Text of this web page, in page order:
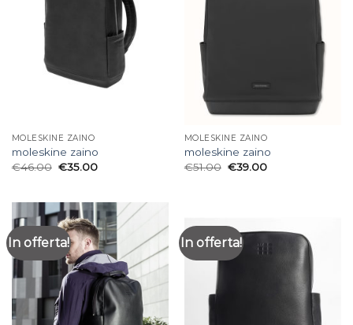
MOLESKINE ZAINO
moleskine zaino
€46.00 €35.00
MOLESKINE ZAINO
moleskine zaino
€51.00 €39.00
In offerta! In offerta!